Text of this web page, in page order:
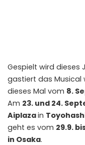
Gespielt wird dieses
gastiert das Musical
dieses Mal vom 8.
Am 23. und 24.
Aiplazain
geht es vom 29.9.
in Osaka.